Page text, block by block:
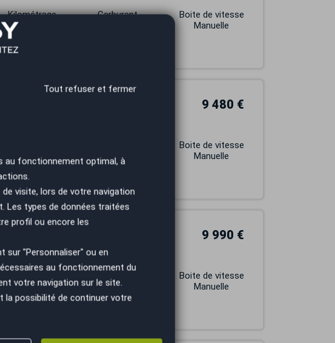
Kilométrage
144980 km
Carburant
Boite de vitesse
Manuelle
9 480 €
90500 km
ESSENCE
Boite de vitesse
Manuelle
9 990 €
ST-LINE
88000 km
ESSENCE
Boite de vitesse
Manuelle
Tout refuser et fermer
au fonctionnement optimal, à
visite, lors de votre navigation
Les types de données traitées
profil ou encore les
sur "Personnaliser" ou en
au fonctionnement du
votre navigation sur le site.
la possibilité de continuer votre